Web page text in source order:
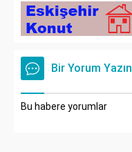
Bir Yorum Yazın
Bu habere yorumlar